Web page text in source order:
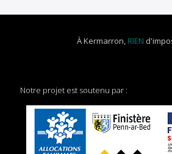
À Kermarron, RIEN
Notre projet est soutenu par :